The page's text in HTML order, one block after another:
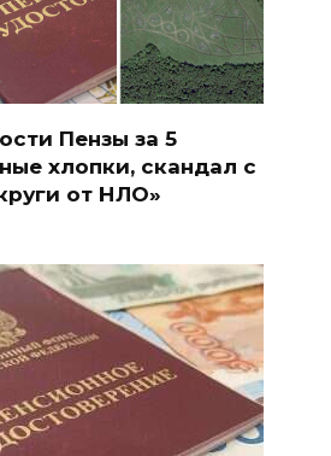
Пензы за 5
хлопки, скандал с
от НЛО»